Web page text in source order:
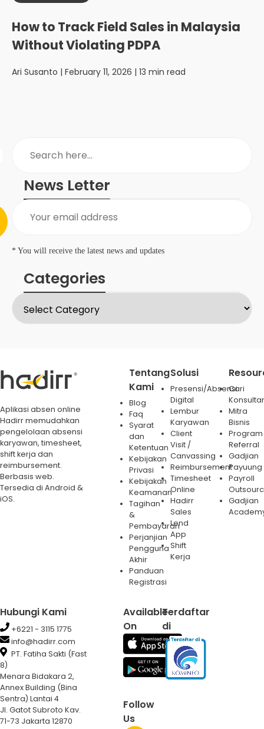
How to Track Field Sales in Malaysia
Without Violating PDPA
Ari Susanto | February 11, 2026 | 13 min read
News Letter
* You will receive the latest news and updates
Categories
Aplikasi absen online
Hadirr memudahkan
pengelolaan absensi
karyawan, timesheet,
shift kerja dan
reimbursement.
Berbasis web.
Tersedia di Android &
iOS.
Tentang
Kami
Blog
Faq
Syarat
dan
Ketentuan
Kebijakan
Privasi
Kebijakan
Keamanan
Tagihan
&
Pembayaran
Perjanjian
Pengguna
Akhir
Panduan
Registrasi
Solusi
Presensi/Absensi
Digital
Lembur
Karyawan
Client
Visit /
Canvassing
Reimbursement
Timesheet
Online
Hadirr
Sales
Lend
App
Shift
Kerja
Cari
Mitra
Bisnis
Program
Referral
Gadjian
Payuung
Payroll
Gadjian
Hubungi Kami
+6221 - 3115 1775
info@hadirr.com
PT. Fatiha Sakti (Fast
8)
Menara Bidakara 2,
Annex Building (Bina
Sentra) Lantai 4
Jl. Gatot Subroto Kav.
71-73 Jakarta 12870
Available
On
Follow
Us
Terdaftar
di